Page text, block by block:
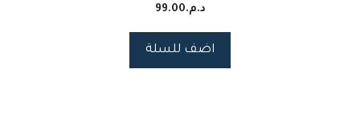
د.م.99.00
اضف للسلة